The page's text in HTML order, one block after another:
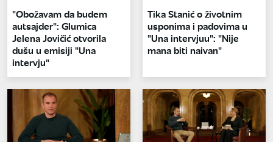
"Obožavam da budem
autsajder": Glumica
Jelena Jovičić otvorila
dušu u emisiji "Una
intervju"
Tika Stanić o životnim
usponima i padovima u
"Una intervjuu": "Nije
mana biti naivan"